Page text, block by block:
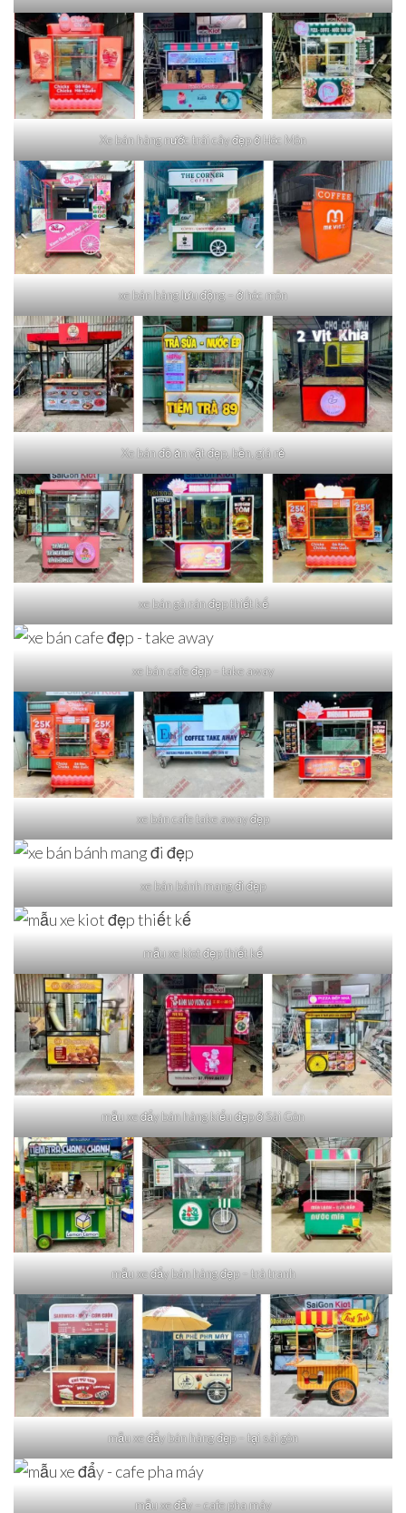
Xe bán hàng nước trái cây đẹp ở Hóc Môn
xe bán hàng lưu động – ở hóc môn
Xe bán đồ ăn vặt đẹp, bền, giá rẻ
xe bán gà rán đẹp thiết kế
xe bán cafe đẹp – take away
xe bán cafe take away đẹp
xe bán bánh mang đi đẹp
mẫu xe kiot đẹp thiết kế
mẫu xe đẩy bán hàng kiểu đẹp ở Sài Gòn
mẫu xe đẩy bán hàng đẹp – trà tranh
mẫu xe đẩy bán hàng đẹp – tại sài gòn
mẫu xe đẩy – cafe pha máy